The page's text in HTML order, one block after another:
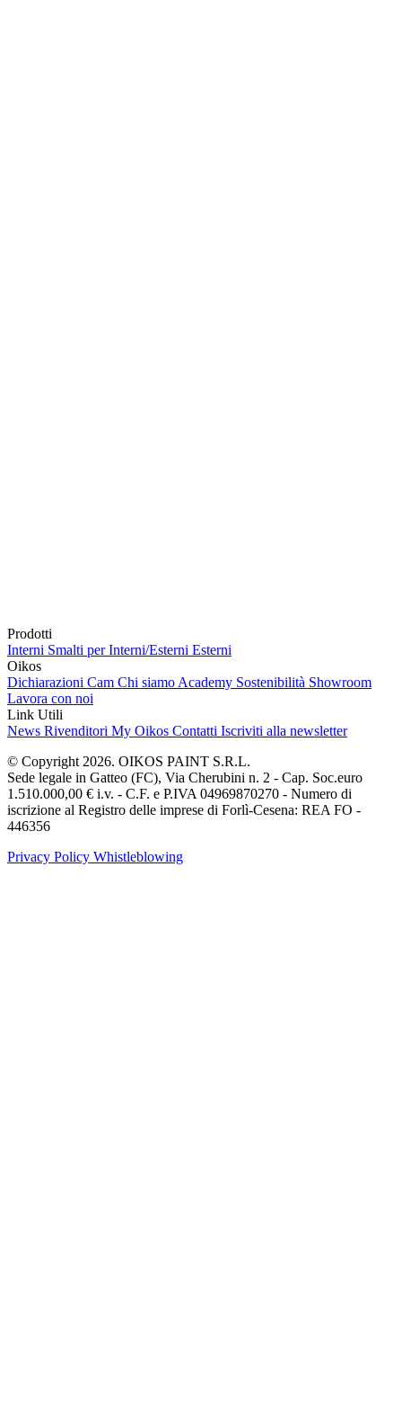
Prodotti
Interni Smalti per Interni/Esterni Esterni
Oikos
Dichiarazioni Cam Chi siamo Academy Sostenibilità Showroom
Lavora con noi
Link Utili
News Rivenditori My Oikos Contatti Iscriviti alla newsletter
© Copyright 2026. OIKOS PAINT S.R.L.
Sede legale in Gatteo (FC), Via Cherubini n. 2 - Cap. Soc.euro
1.510.000,00 € i.v. - C.F. e P.IVA 04969870270 - Numero di
iscrizione al Registro delle imprese di Forlì-Cesena: REA FO -
446356
Privacy Policy Whistleblowing